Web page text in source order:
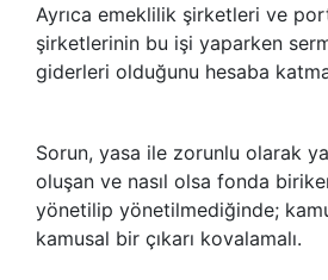
Ayrıca emeklilik şirketleri ve
şirketlerinin bu işi yaparken
giderleri olduğunu hesaba
Sorun, yasa ile zorunlu olarak
oluşan ve nasıl olsa fonda
yönetilip yönetilmediğinde;
kamusal bir çıkarı kovalamalı.